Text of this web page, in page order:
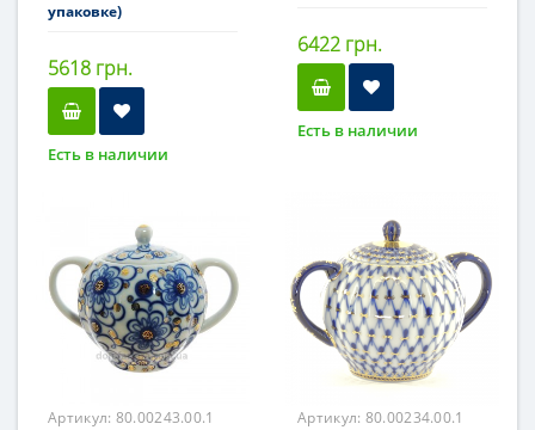
упаковке)
5618 грн.
Есть в наличии
6422 грн.
Есть в наличии
Артикул: 80.00243.00.1
Артикул: 80.00234.00.1